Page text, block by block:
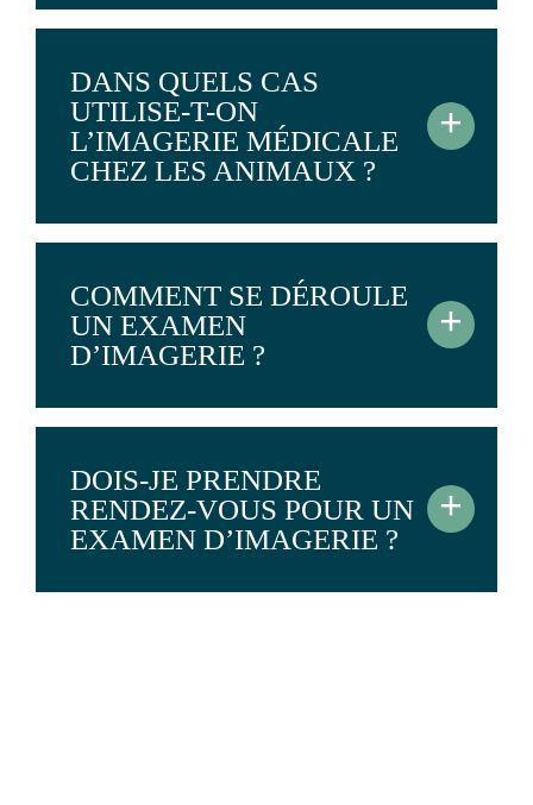
DANS QUELS CAS
UTILISE-T-ON
L’IMAGERIE MÉDICALE
CHEZ LES ANIMAUX ?
+
COMMENT SE DÉROULE
UN EXAMEN
D’IMAGERIE ?
+
DOIS-JE PRENDRE
RENDEZ-VOUS POUR UN
EXAMEN D’IMAGERIE ?
+